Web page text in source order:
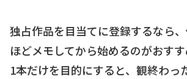
独占作品を目当てに登録するなら
ほどメモしてから始めるのがおすす
1本だけを目的にすると、観終わっ